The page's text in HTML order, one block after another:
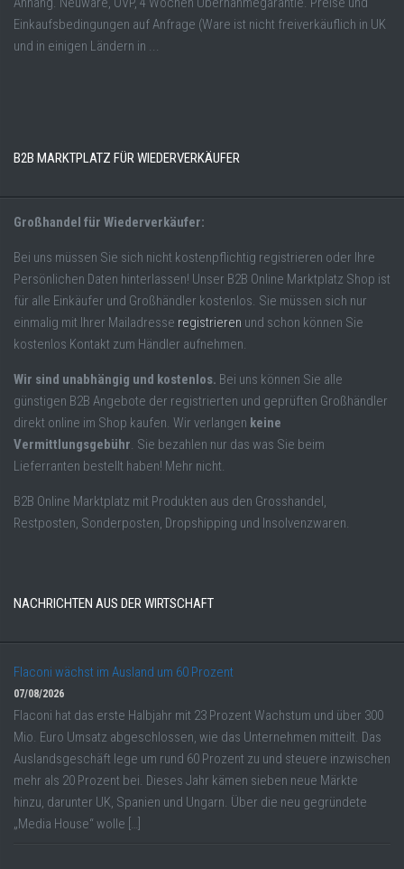
Einkaufsbedingungen auf Anfrage (Ware ist nicht freiverkäuflich in UK
und in einigen Ländern in ...
B2B MARKTPLATZ FÜR WIEDERVERKÄUFER
Großhandel für Wiederverkäufer:
Bei uns müssen Sie sich nicht kostenpflichtig registrieren oder Ihre
Persönlichen Daten hinterlassen! Unser B2B Online Marktplatz Shop ist
für alle Einkäufer und Großhändler kostenlos. Sie müssen sich nur
einmalig mit Ihrer Mailadresse registrieren und schon können Sie
kostenlos Kontakt zum Händler aufnehmen.
Wir sind unabhängig und kostenlos. Bei uns können Sie alle
günstigen B2B Angebote der registrierten und geprüften Großhändler
direkt online im Shop kaufen. Wir verlangen keine
Vermittlungsgebühr. Sie bezahlen nur das was Sie beim
Lieferranten bestellt haben! Mehr nicht.
B2B Online Marktplatz mit Produkten aus den Grosshandel,
Restposten, Sonderposten, Dropshipping und Insolvenzwaren.
NACHRICHTEN AUS DER WIRTSCHAFT
Flaconi wächst im Ausland um 60 Prozent
07/08/2026
Flaconi hat das erste Halbjahr mit 23 Prozent Wachstum und über 300
Mio. Euro Umsatz abgeschlossen, wie das Unternehmen mitteilt. Das
Auslandsgeschäft lege um rund 60 Prozent zu und steuere inzwischen
mehr als 20 Prozent bei. Dieses Jahr kämen sieben neue Märkte
hinzu, darunter UK, Spanien und Ungarn. Über die neu gegründete
„Media House“ wolle […]